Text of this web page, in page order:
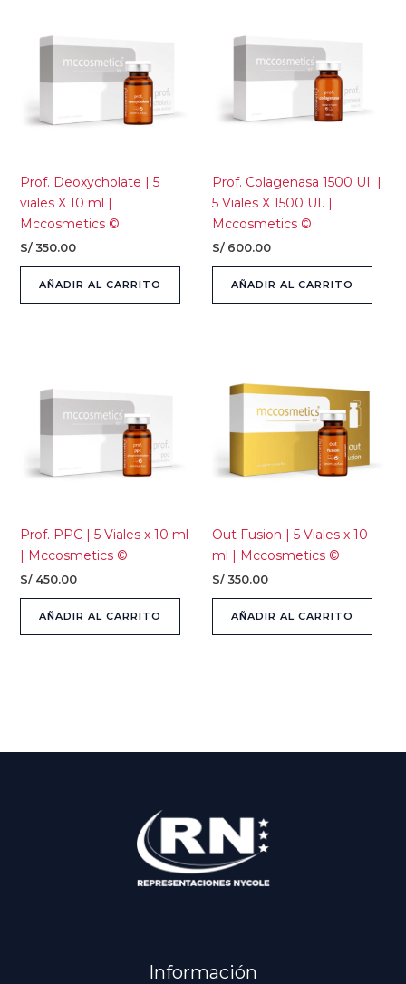
Prof. Deoxycholate | 5
viales X 10 ml |
Mccosmetics ©
S/350.00
AÑADIR AL CARRITO
Prof. Colagenasa 1500 UI. |
5 Viales X 1500 UI. |
Mccosmetics ©
S/ 600.00
AÑADIR AL CARRITO
Prof. PPC | 5 Viales x 10 ml
| Mccosmetics ©
S/450.00
AÑADIR AL CARRITO
Out Fusion | 5 Viales x 10
ml | Mccosmetics ©
S/ 350.00
AÑADIR AL CARRITO
Información